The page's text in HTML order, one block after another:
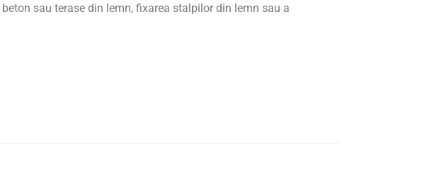
sau terase din lemn, fixarea stalpilor din lemn sau a